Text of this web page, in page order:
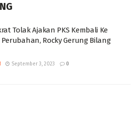
Tolak Ajakan PKS Kembali Ke
Perubahan, Rocky Gerung Bilang
September 3, 2023 0